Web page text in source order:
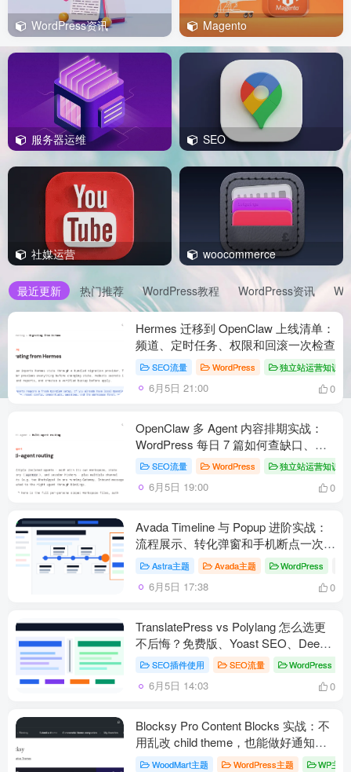
WordPress资讯 Magento
服务器运维 SEO
社媒运营 woocommerce
最近更新 热门推荐 WordPress教程 WordPress资讯
Hermes 迁移到 OpenClaw 上线清单：
频道、定时任务、权限和回滚一次检查
SEO流量 WordPress 独立站运营知识点
6月5日 21:00 0
OpenClaw 多 Agent 内容排期实战：
WordPress 每日 7 篇如何查缺口、补
空位和防漏发
SEO流量 WordPress 独立站运营知识点
6月5日 19:00 0
Avada Timeline 与 Popup 进阶实战：
流程展示、转化弹窗和手机断点一次理
顺 Astra主题 Avada主题 WordPress
6月5日 17:38 0
TranslatePress vs Polylang 怎么选更
不后悔？免费版、Yoast SEO、DeepL
一次讲清
SEO插件使用 SEO流量 WordPress
6月5日 14:03 0
Blocksy Pro Content Blocks 实战：不
用乱改 child theme，也能做好通知条
和商品页模块
WoodMart主题 WordPress主题 WP主